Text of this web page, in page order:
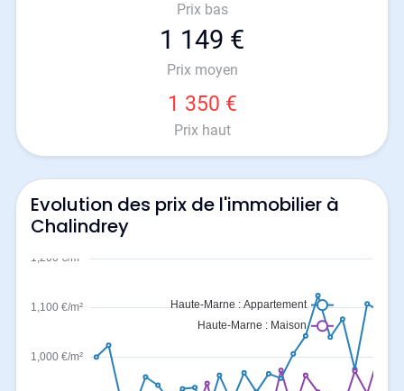
Prix bas
1 149 €
Prix moyen
1 350 €
Prix haut
Evolution des prix de l'immobilier à
Chalindrey